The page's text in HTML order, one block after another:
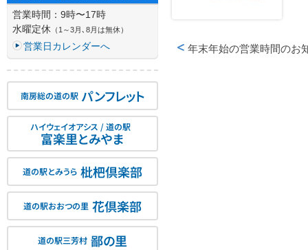
年末年始の営業時間のお
営業時間：9時〜17時
水曜定休 （1～3月､8月は無休）
営業日カレンダーへ
南房総の道の駅 パンフレット
ハイウェイオアシス / 道の駅
富楽里とみやま
道の駅とみうら 枇杷倶楽部
道の駅おおつの里 花倶楽部
道の駅三芳村 鄙の里